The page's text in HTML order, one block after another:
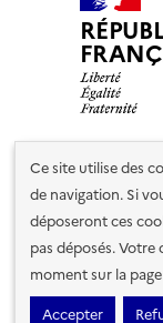
Ce site utilise des
de navigation. Si
déposeront ces
pas déposés.
moment sur la
Accepter
Nos
Plan du site
cookies